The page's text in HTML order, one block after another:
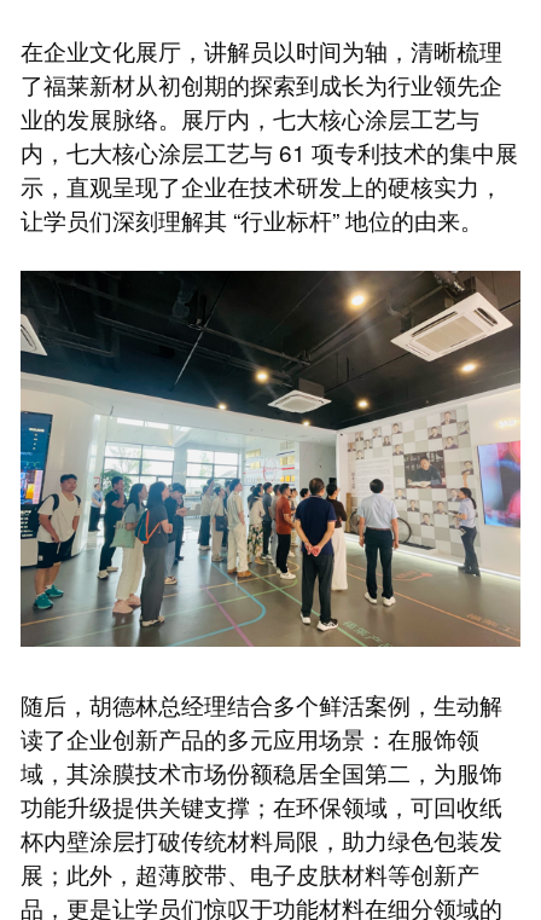
在企业文化展厅，讲解员以时间为轴，清晰梳理
了福莱新材从初创期的探索到成长为行业领先企
业的发展脉络。展厅内，七大核心涂层工艺与
内，七大核心涂层工艺与 61 项专利技术的集中展
示，直观呈现了企业在技术研发上的硬核实力，
让学员们深刻理解其 “行业标杆” 地位的由来。
随后，胡德林总经理结合多个鲜活案例，生动解
读了企业创新产品的多元应用场景：在服饰领
域，其涂膜技术市场份额稳居全国第二，为服饰
功能升级提供关键支撑；在环保领域，可回收纸
杯内壁涂层打破传统材料局限，助力绿色包装发
展；此外，超薄胶带、电子皮肤材料等创新产
品，更是让学员们惊叹于功能材料在细分领域的